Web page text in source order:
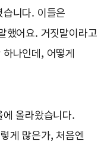
니다. 이들은
했어요. 거짓말이라고
나인데, 어떻게
올라왔습니다.
게 많은가, 처음엔